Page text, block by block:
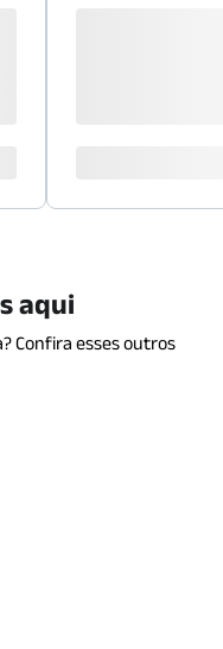
aqui
Confira esses outros